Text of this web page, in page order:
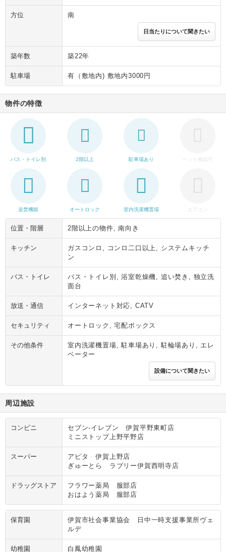
方位 南
日当たりについて聞きたい
築年数 築22年
駐車場 有（敷地内) 敷地内3000円
物件の特徴
バス・トイレ別 2階以上 駐車場あり ペット相談可
追焚機能 オートロック 室内洗濯機置場 エアコン
位置・階層 2階以上の物件, 南向き
キッチン
ガスコンロ, コンロ二口以上, システムキッチ
ン
バス・トイレ
バス・トイレ別, 浴室乾燥機, 追い焚き, 独立洗
面台
放送・通信 インターネット対応, CATV
セキュリティ オートロック, 宅配ボックス
その他条件
室内洗濯機置場, 駐車場あり, 駐輪場あり, エレ
ベーター
設備について聞きたい
周辺施設
コンビニ
セブン‐イレブン 伊賀平野東町店
ミニストップ上野平野店
スーパー
アピタ 伊賀上野店
ぎゅーとら ラブリー伊賀西明寺店
ドラッグストア
フラワー薬局 服部店
おはよう薬局 服部店
保育園
伊賀市社会事業協会 日中一時支援事業所ヴェ
ルデ
幼稚園 白鳳幼稚園